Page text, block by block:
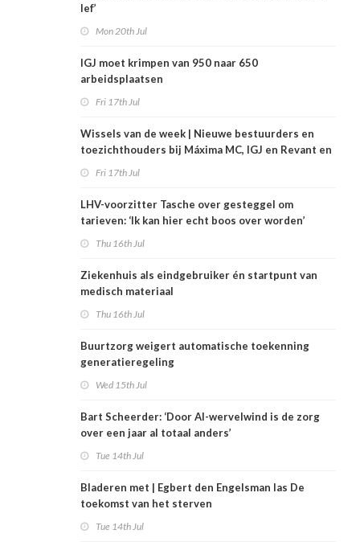
lef’
Mon 20th Jul
IGJ moet krimpen van 950 naar 650
arbeidsplaatsen
Fri 17th Jul
Wissels van de week | Nieuwe bestuurders en
toezichthouders bij Máxima MC, IGJ en Revant en
Fri 17th Jul
LHV-voorzitter Tasche over gesteggel om
tarieven: ‘Ik kan hier echt boos over worden’
Thu 16th Jul
Ziekenhuis als eindgebruiker én startpunt van
medisch materiaal
Thu 16th Jul
Buurtzorg weigert automatische toekenning
generatieregeling
Wed 15th Jul
Bart Scheerder: ‘Door AI-wervelwind is de zorg
over een jaar al totaal anders’
Tue 14th Jul
Bladeren met | Egbert den Engelsman las De
toekomst van het sterven
Tue 14th Jul